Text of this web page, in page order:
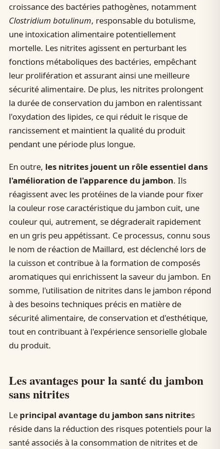
croissance des bactéries pathogènes, notamment
Clostridium botulinum, responsable du botulisme,
une intoxication alimentaire potentiellement
mortelle. Les nitrites agissent en perturbant les
fonctions métaboliques des bactéries, empêchant
leur prolifération et assurant ainsi une meilleure
sécurité alimentaire. De plus, les nitrites prolongent
la durée de conservation du jambon en ralentissant
l'oxydation des lipides, ce qui réduit le risque de
rancissement et maintient la qualité du produit
pendant une période plus longue.
En outre, les nitrites jouent un rôle essentiel dans
l'amélioration de l'apparence du jambon. Ils
réagissent avec les protéines de la viande pour fixer
la couleur rose caractéristique du jambon cuit, une
couleur qui, autrement, se dégraderait rapidement
en un gris peu appétissant. Ce processus, connu sous
le nom de réaction de Maillard, est déclenché lors de
la cuisson et contribue à la formation de composés
aromatiques qui enrichissent la saveur du jambon. En
somme, l'utilisation de nitrites dans le jambon répond
à des besoins techniques précis en matière de
sécurité alimentaire, de conservation et d'esthétique,
tout en contribuant à l'expérience sensorielle globale
du produit.
Les avantages pour la santé du jambon
sans nitrites
Le principal avantage du jambon sans nitrites
réside dans la réduction des risques potentiels pour la
santé associés à la consommation de nitrites et de